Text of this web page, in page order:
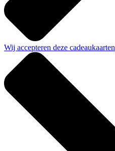
Wij accepteren deze cadeaukaarten